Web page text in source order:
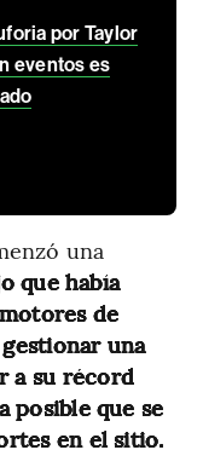
por Taylor
eventos es
una
que había
de
una
a su récord
posible que se
en el sitio.